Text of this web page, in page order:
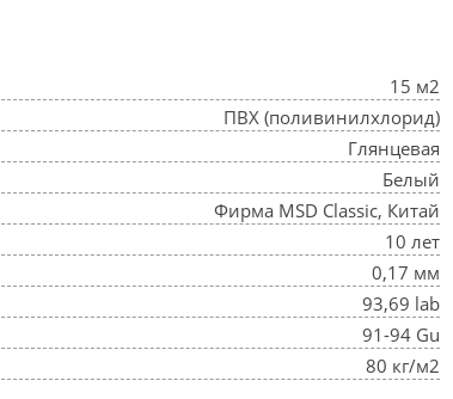
15 м2
ПВХ (поливинилхлорид)
Глянцевая
Белый
Фирма MSD Classic, Китай
10 лет
0,17 мм
93,69 lab
91-94 Gu
80 кг/м2